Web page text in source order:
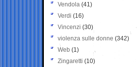
Vendola (41)
Verdi (16)
Vincenzi (30)
violenza sulle donne (342)
Web (1)
Zingaretti (10)